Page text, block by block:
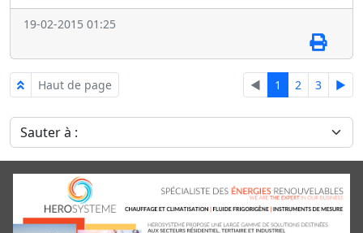
19-02-2015 01:25
Haut de page ◄ 1 2 3 ►
Sauter à :